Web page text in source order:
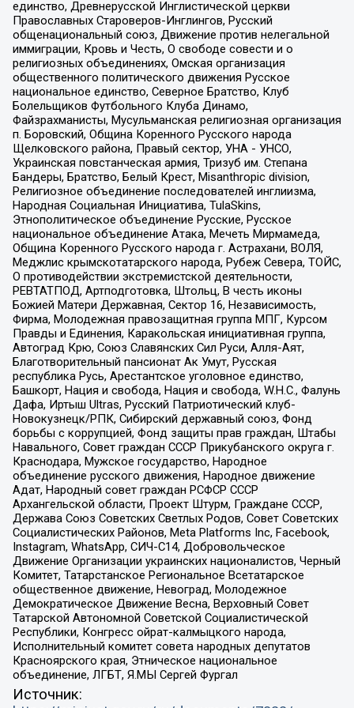
единство, Древнерусской Инглистической церкви
Православных Староверов-Инглингов, Русский
общенациональный союз, Движение против нелегальной
иммиграции, Кровь и Честь, О свободе совести и о
религиозных объединениях, Омская организация
общественного политического движения Русское
национальное единство, Северное Братство, Клуб
Болельщиков Футбольного Клуба Динамо,
Файзрахманисты, Мусульманская религиозная организация
п. Боровский, Община Коренного Русского народа
Щелковского района, Правый сектор, УНА - УНСО,
Украинская повстанческая армия, Тризуб им. Степана
Бандеры, Братство, Белый Крест, Misanthropic division,
Религиозное объединение последователей инглиизма,
Народная Социальная Инициатива, TulaSkins,
Этнополитическое объединение Русские, Русское
национальное объединение Атака, Мечеть Мирмамеда,
Община Коренного Русского народа г. Астрахани, ВОЛЯ,
Меджлис крымскотатарского народа, Рубеж Севера, ТОЙС,
О противодействии экстремистской деятельности,
РЕВТАТПОД, Артподготовка, Штольц, В честь иконы
Божией Матери Державная, Сектор 16, Независимость,
Фирма, Молодежная правозащитная группа МПГ, Курсом
Правды и Единения, Каракольская инициативная группа,
Автоград Крю, Союз Славянских Сил Руси, Алля-Аят,
Благотворительный пансионат Ак Умут, Русская
республика Русь, Арестантское уголовное единство,
Башкорт, Нация и свобода, Нация и свобода, W.H.С., Фалунь
Дафа, Иртыш Ultras, Русский Патриотический клуб-
Новокузнецк/РПК, Сибирский державный союз, Фонд
борьбы с коррупцией, Фонд защиты прав граждан, Штабы
Навального, Совет граждан СССР Прикубанского округа г.
Краснодара, Мужское государство, Народное
объединение русского движения, Народное движение
Адат, Народный совет граждан РСФСР СССР
Архангельской области, Проект Штурм, Граждане СССР,
Держава Союз Советских Светлых Родов, Совет Советских
Социалистических Районов, Meta Platforms Inc, Facebook,
Instagram, WhatsApp, СИЧ-С14, Добровольческое
Движение Организации украинских националистов, Черный
Комитет, Татарстанское Региональное Всетатарское
общественное движение, Невоград, Молодежное
Демократическое Движение Весна, Верховный Совет
Татарской Автономной Советской Социалистической
Республики, Конгресс ойрат-калмыцкого народа,
Исполнительный комитет совета народных депутатов
Красноярского края, Этническое национальное
объединение, ЛГБТ, Я.МЫ Сергей Фургал
Источник: